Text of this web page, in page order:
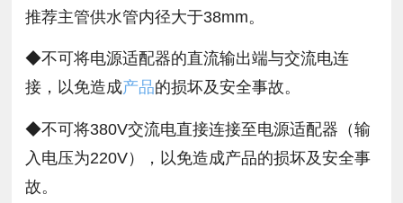
推荐主管供水管内径大于38mm。
◆不可将电源适配器的直流输出端与交流电连
接，以免造成产品的损坏及安全事故。
◆不可将380V交流电直接连接至电源适配器（输
入电压为220V），以免造成产品的损坏及安全事
故。